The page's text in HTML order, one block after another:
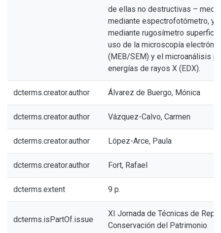
de ellas no destructivas –
mediante espectrofotómetro, y
mediante rugosímetro
uso de la microscopía
(MEB/SEM) y el microanálisis
energías de rayos X (EDX).
dcterms.creator.author Álvarez de Buergo, Mónica
dcterms.creator.author Vázquez-Calvo, Carmen
dcterms.creator.author López-Arce, Paula
dcterms.creator.author Fort, Rafael
dcterms.extent 9 p.
dcterms.isPartOf.issue
XI Jornada de Técnicas de
Conservación del Patrimonio